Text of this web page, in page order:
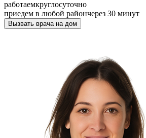
работаемкруглосуточно
приедем в любой райончерез 30 минут
Вызвать врача на дом